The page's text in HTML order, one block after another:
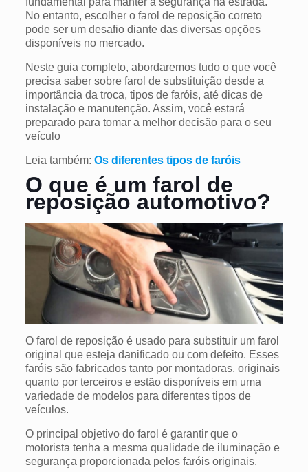
No entanto, escolher o farol de reposição correto
pode ser um desafio diante das diversas opções
disponíveis no mercado.
Neste guia completo, abordaremos tudo o que você
precisa saber sobre farol de substituição desde a
importância da troca, tipos de faróis, até dicas de
instalação e manutenção. Assim, você estará
preparado para tomar a melhor decisão para o seu
veículo
Leia também: Os diferentes tipos de faróis
O que é um farol de
reposição automotivo?
O farol de reposição é usado para substituir um farol
original que esteja danificado ou com defeito. Esses
faróis sãofabricados tanto por montadoras, originais
quanto por terceiros e estão disponíveis em uma
variedade de modelos para diferentes tipos de
veículos.
O principal objetivo do farol é garantir que o
motorista tenha a mesma qualidade de iluminação e
segurança proporcionada pelos faróisoriginais.